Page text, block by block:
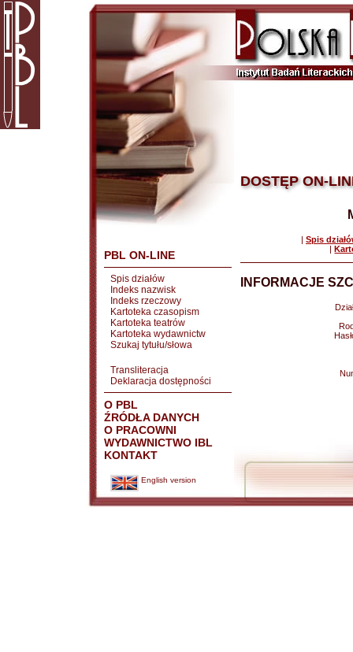
PBL ON-LINE
Spis działów
Indeks nazwisk
Indeks rzeczowy
Kartoteka czasopism
Kartoteka teatrów
Kartoteka wydawnictw
Szukaj tytułu/słowa
Transliteracja
Deklaracja dostępności
O PBL
ŹRÓDŁA DANYCH
O PRACOWNI
WYDAWNICTWO IBL
KONTAKT
English version
DOSTĘP ON-
| Spis
|
INFORMACJE